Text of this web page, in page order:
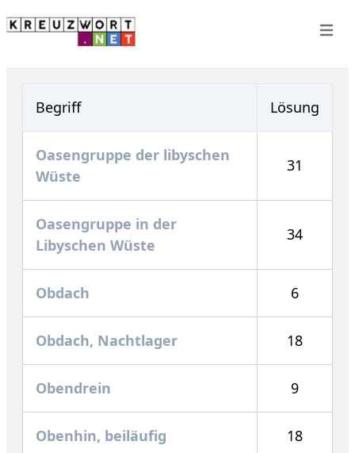
Open
Begriff Lösung
Oasengruppe der libyschen
Wüste
31
Oasengruppe in der
Libyschen Wüste
34
Obdach 6
Obdach, Nachtlager 18
Obendrein 9
Obenhin, beiläufig 18